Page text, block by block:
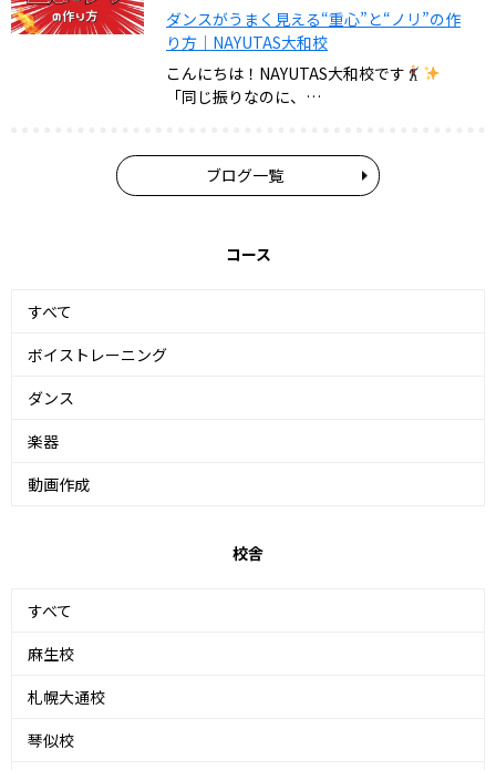
ダンスがうまく見える“重心”と“ノリ”の作
り方｜NAYUTAS大和校
こんにちは！NAYUTAS大和校です
「同じ振りなのに、…
ブログ一覧
コース
すべて
ボイストレーニング
ダンス
楽器
動画作成
校舎
すべて
麻生校
札幌大通校
琴似校